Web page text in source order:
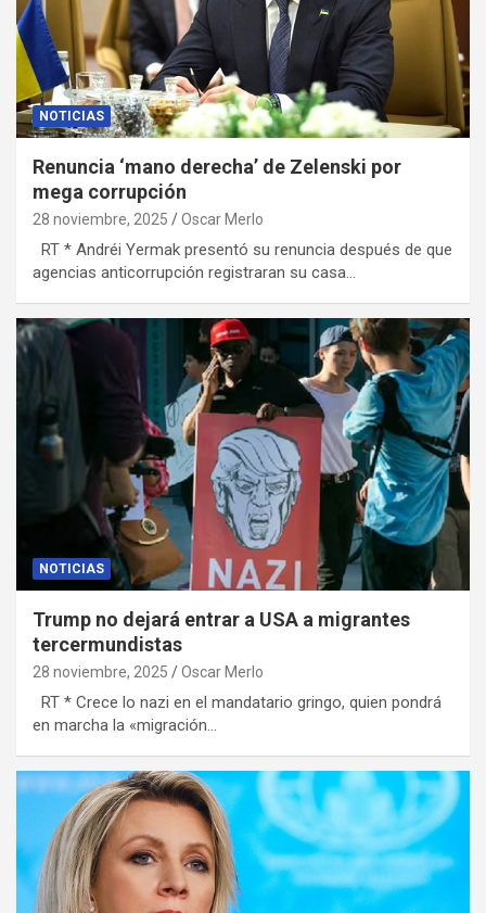
NOTICIAS
Renuncia ‘mano derecha’ de Zelenski por
mega corrupción
28 noviembre, 2025 Oscar Merlo
RT * Andréi Yermak presentó su renuncia después de que
agencias anticorrupción registraran su casa…
NOTICIAS
Trump no dejará entrar a USA a migrantes
tercermundistas
28 noviembre, 2025 Oscar Merlo
RT * Crece lo nazi en el mandatario gringo, quien pondrá
en marcha la «migración…